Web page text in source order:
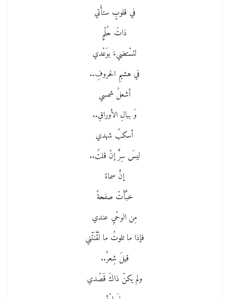
في قلوبٍ ستأْتي
ذاتَ حُلْمٍ
لتسْتضيءَ بوَعْدي
في هشيمِ الحروفِ..
أشعلُ شمسي
وَ ببالِ الأوراقِ..
أسكبُ شهدي
ليسَ سِرًّ إنْ قلتُ..
إنَّ سماءً
خبَّأَتْ صفحةً
مِن الوحْيِ عندي
فإذا ما تلوتُ ما لَقَّنَتْني
قيلَ شِعرٌ..
ولم يكنْ ذاكَ قَصْدي